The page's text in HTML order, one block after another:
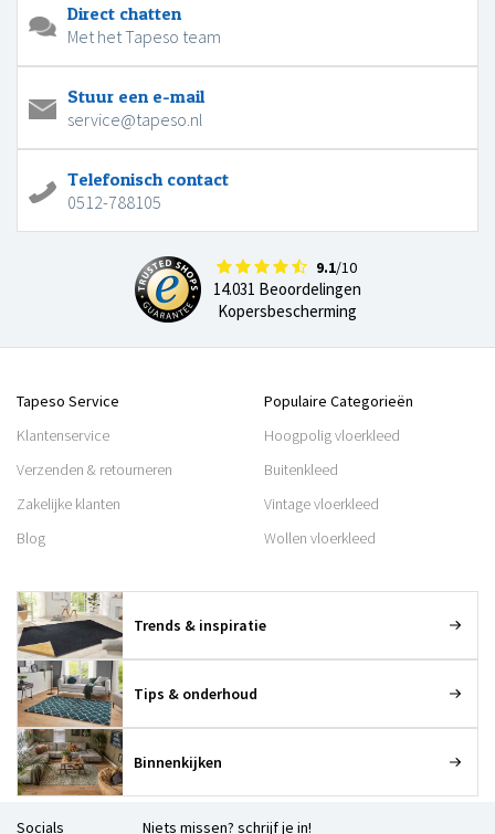
Direct chatten
Met het Tapeso team
Stuur een e-mail
service@tapeso.nl
Telefonisch contact
0512-788105
9.1/10
14.031 Beoordelingen
Kopersbescherming
Tapeso Service
Klantenservice
Verzenden & retourneren
Zakelijke klanten
Blog
Populaire Categorieën
Hoogpolig vloerkleed
Buitenkleed
Vintage vloerkleed
Wollen vloerkleed
Trends & inspiratie
Tips & onderhoud
Binnenkijken
Socials Niets missen? schrijf je in!